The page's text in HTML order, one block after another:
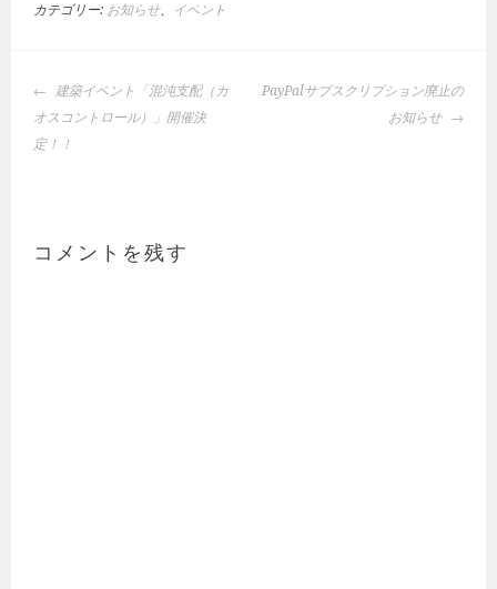
カテゴリー: お知らせ、 イベント
投
稿
ナ
シ
建築イベント「混沌支配（カ
オスコントロール）」開催決
定！！
PayPalサブスクリプション廃止の
お知らせ
コメントを残す